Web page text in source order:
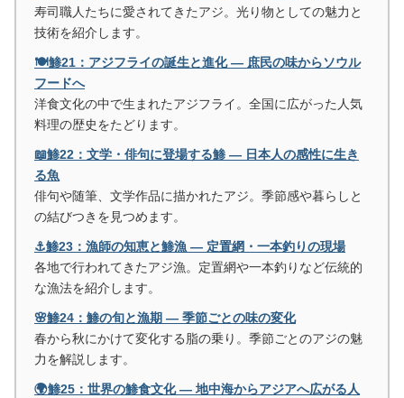
寿司職人たちに愛されてきたアジ。光り物としての魅力と
技術を紹介します。
🍽️鯵21：アジフライの誕生と進化 ― 庶民の味からソウル
フードへ
洋食文化の中で生まれたアジフライ。全国に広がった人気
料理の歴史をたどります。
📖鯵22：文学・俳句に登場する鯵 ― 日本人の感性に生き
る魚
俳句や随筆、文学作品に描かれたアジ。季節感や暮らしと
の結びつきを見つめます。
⚓鯵23：漁師の知恵と鯵漁 ― 定置網・一本釣りの現場
各地で行われてきたアジ漁。定置網や一本釣りなど伝統的
な漁法を紹介します。
🌸鯵24：鯵の旬と漁期 ― 季節ごとの味の変化
春から秋にかけて変化する脂の乗り。季節ごとのアジの魅
力を解説します。
🌍鯵25：世界の鯵食文化 ― 地中海からアジアへ広がる人